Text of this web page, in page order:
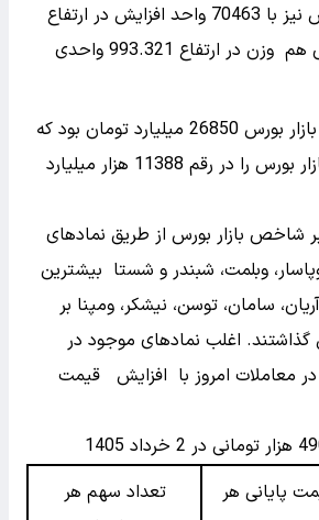
شاخص کل بازار بورس نیز با 70463 واحد افزایش در ارتفاع
3.831.768 و شاخص هم وزن در ارتفاع 993.321 واحدی
ارزش معاملات امروز بازار بورس 26850 میلیارد تومان بود که
در نهایت ارزش کل بازار بورس را در رقم 11388 هزار میلیارد
شاخص بازار بورس از طریق نمادهای
وبلمت، شبندر و شستا بیشترین
سامان، توسن، نیشکر، ومپنا بر
اغلب نمادهای موجود در
معاملات امروز با افزایش قیمت
پایانی هر
تعداد سهم هر